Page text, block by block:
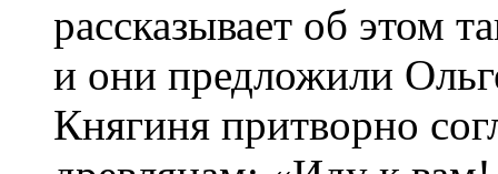
рассказывает об этом
и они предложили
Княгиня притворно